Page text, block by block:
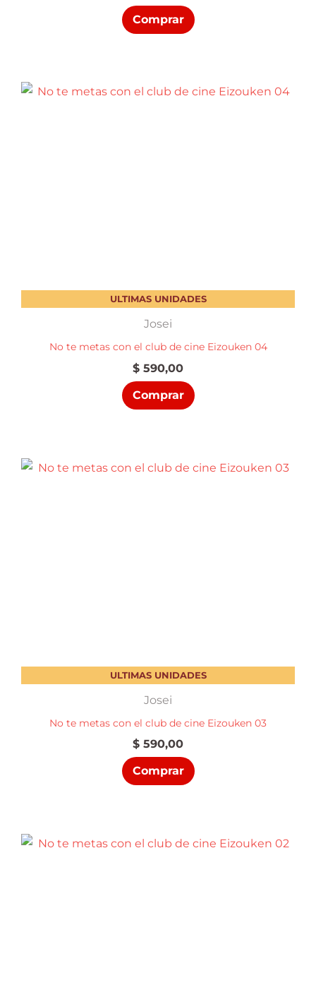
Comprar
ULTIMAS UNIDADES
Josei
No te metas con el club de cine Eizouken 04
$ 590,00
Comprar
ULTIMAS UNIDADES
Josei
No te metas con el club de cine Eizouken 03
$ 590,00
Comprar